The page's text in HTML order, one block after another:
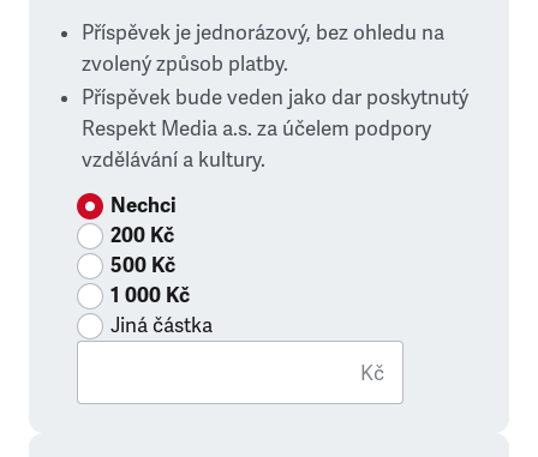
Příspěvek je jednorázový, bez ohledu na
zvolený způsob platby.
Příspěvek bude veden jako dar poskytnutý
Respekt Media a.s. za účelem podpory
vzdělávání a kultury.
Nechci
200 Kč
500 Kč
1 000 Kč
Jiná částka
Kč